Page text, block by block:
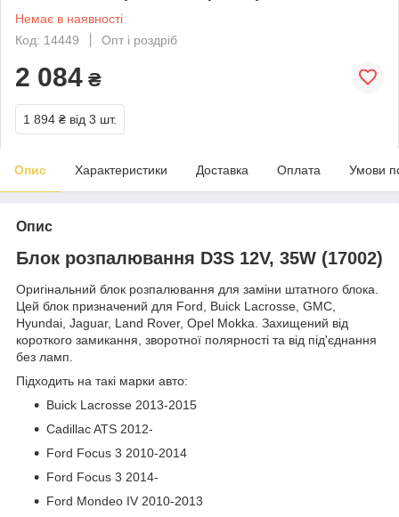
Немає в наявності
Код: 14449
Опт і роздріб
2 084 ₴
1 894 ₴ від 3 шт.
Опис Характеристики Доставка Оплата Умови
Опис
Блок розпалювання D3S 12V, 35W (17002)
Оригінальний блок розпалювання для заміни штатного блока.
Цей блок призначений для Ford, Buick Lacrosse, GMC,
Hyundai, Jaguar, Land Rover, Opel Mokka. Захищений від
короткого замикання, зворотної полярності та від під'єднання
без ламп.
Підходить на такі марки авто:
Buick Lacrosse 2013-2015
Cadillac ATS 2012-
Ford Focus 3 2010-2014
Ford Focus 3 2014-
Ford Mondeo IV 2010-2013